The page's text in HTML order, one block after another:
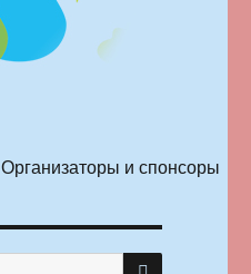
Организаторы и спонсоры
ПОИСК